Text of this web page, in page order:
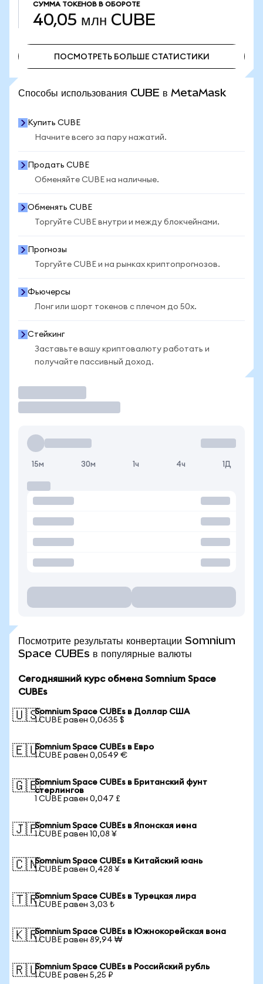
СУММА ТОКЕНОВ В ОБОРОТЕ
40,05 млн CUBE
ПОСМОТРЕТЬ БОЛЬШЕ СТАТИСТИКИ
Способы использования CUBE в MetaMask
Купить CUBE
Начните всего за пару нажатий.
Продать CUBE
Обменяйте CUBE на наличные.
Обменять CUBE
Торгуйте CUBE внутри и между блокчейнами.
Прогнозы
Торгуйте CUBE и на рынках криптопрогнозов.
Фьючерсы
Лонг или шорт токенов с плечом до 50x.
Стейкинг
Заставьте вашу криптовалюту работать и
получайте пассивный доход.
15м 30м 1ч 4ч 1Д
Посмотрите результаты конвертации Somnium
Space CUBEs в популярные валюты
Сегодняшний курс обмена Somnium Space
CUBEs
🇺🇸Somnium Space CUBEs в Доллар США
1 CUBE равен 0,0635 $
🇪🇺Somnium Space CUBEs в Евро
1 CUBE равен 0,0549 €
🇬🇧Somnium Space CUBEs в Британский фунт
стерлингов
1 CUBE равен 0,047 £
🇯🇵Somnium Space CUBEs в Японская иена
1 CUBE равен 10,08 ¥
🇨🇳Somnium Space CUBEs в Китайский юань
1 CUBE равен 0,428 ¥
🇹🇷Somnium Space CUBEs в Турецкая лира
1 CUBE равен 3,03 ₺
🇰🇷Somnium Space CUBEs в Южнокорейская вона
1 CUBE равен 89,94 ₩
🇷🇺Somnium Space CUBEs в Российский рубль
1 CUBE равен 5,25 ₽